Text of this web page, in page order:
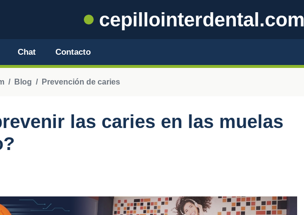
cepillointerdental.com
Chat Contacto
Blog Prevención de caries
las caries en las muelas